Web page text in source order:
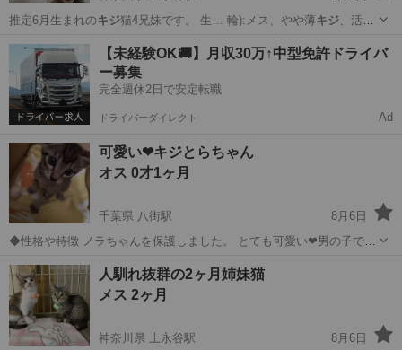
推定6月生まれのキジ猫4兄妹です。 生… 輪):メス、やや薄キジ、活発
、控えめな性格 写… 5(青首輪)オス、キジ 、控えめな性格 …
神奈川 横浜市 上永谷駅 猫 性格
【未経験OK🚚】月収30万↑中型免許ドライバ
ー募集
完全週休2日で安定転職
ドライバーダイレクト Ad
可愛い❤キジとらちゃん
オス 0才1ヶ月
千葉県 八街駅
8月6日
◆性格や特徴 ノラちゃんを保護しました。 とても可愛い❤男の子です
レもちゃんと自分でするおりこうさんです。素敵なファミリーが見つ
かる事が希望です ◆健康状態 ...
千葉 八街市 八街駅 とら
人馴れ抜群の2ヶ月姉妹猫
メス 2ヶ月
神奈川県 上永谷駅
8月6日